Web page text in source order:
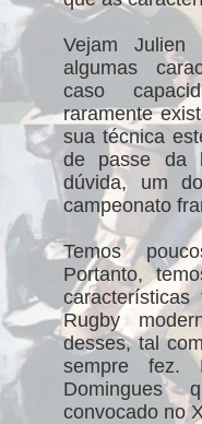
Vejam Julien
algumas
caso
raramente
sua técnica
de passe da
dúvida, um
campeonato
Temos
Portanto,
Rugby
desses, tal
sempre fez.
Domingues
convocado no